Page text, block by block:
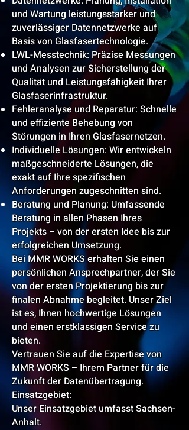
und Wartung leistungsstarker und
zuverlässiger Datennetzwerke auf
Basis von Glasfasertechnologie.
LWL-Messtechnik: Präzise Messungen
und Analysen zur Sicherstellung der
Qualität und Leistungsfähigkeit Ihrer
Glasfaserinfrastruktur.
Fehleranalyse und Reparatur: Schnelle
und effiziente Behebung von
Störungen in Ihren Glasfasernetzen.
Individuelle Lösungen: Wir entwickeln
maßgeschneiderte Lösungen, die
exakt auf Ihre spezifischen
Anforderungen zugeschnitten sind.
Beratung und Planung: Umfassende
Beratung in allen Phasen Ihres
Projekts – von der ersten Idee bis zur
erfolgreichen Umsetzung.
Bei MMR WORKS erhalten Sie einen
persönlichen Ansprechpartner, der Sie
von der ersten Projektierung bis zur
finalen Abnahme begleitet. Unser Ziel
ist es, Ihnen hochwertige Lösungen
und einen erstklassigen Service zu
bieten.
Vertrauen Sie auf die Expertise von
MMR WORKS – Ihrem Partner für die
Zukunft der Datenübertragung.
Einsatzgebiet:
Unser Einsatzgebiet umfasst Sachsen-
Anhalt.